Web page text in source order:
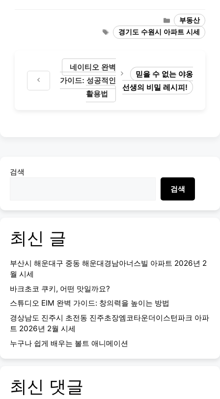
Categories
부동산
Tags경기도 수원시 아파트 시세
네이티오 완벽
가이드: 성공적인
활용법
믿을 수 없는 야옹
선생의 비밀 레시피!
검색
검색
최신 글
부산시 해운대구 중동 해운대경남아너스빌 아파트 2026년 2
월 시세
바크초코 쿠키, 어떤 맛일까요?
스튜디오 EIM 완벽 가이드: 창의력을 높이는 방법
경상남도 진주시 초전동 진주초장엠코타운더이스턴파크 아파
트 2026년 2월 시세
누구나 쉽게 배우는 볼트 애니메이션
최신 댓글